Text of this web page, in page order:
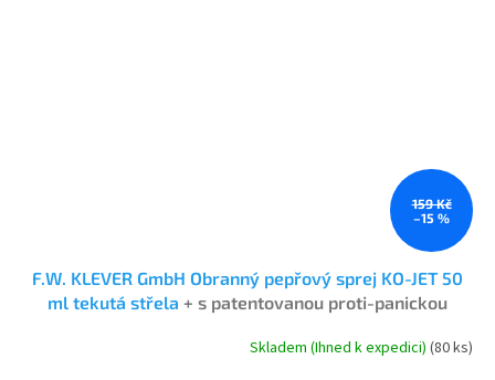
159 Kč
–15 %
F.W. KLEVER GmbH Obranný pepřový sprej KO-JET 50
ml tekutá střela + s patentovanou proti-panickou
Skladem (Ihned k expedici)(80 ks)